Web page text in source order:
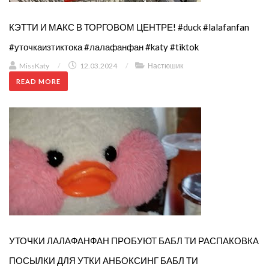
КЭТТИ И МАКС В ТОРГОВОМ ЦЕНТРЕ! #duck #lalafanfan
#уточкаизтиктока #лалафанфан #katy #tiktok
MissKaty / 12.03.2024 / Настюшик
READ MORE
УТОЧКИ ЛАЛАФАНФАН ПРОБУЮТ БАБЛ ТИ РАСПАКОВКА
ПОСЫЛКИ ДЛЯ УТКИ АНБОКСИНГ БАБЛ ТИ